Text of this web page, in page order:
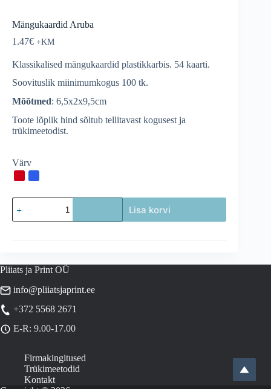
Mängukaardid Aruba
1.47€
Klassikalised mängukaardid plastikkarbis. 54 kaarti.
Soovituslik miinimumkogus 100 tk.
Mõõtmed: 6,5x2x9,5cm
Värv
Mängukaardid
Aruba
kogus
Lisa korvi
Pliiats ja Print OÜ
info@pliiatsjaprint.ee
+372 5568 2671
E-R: 9.00-17.00
Firmakingitused
Trükimeetodid
Kontakt